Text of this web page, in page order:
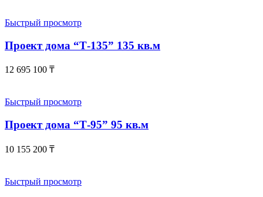
Быстрый просмотр
Проект дома “Т-135” 135 кв.м
12 695 100 ₸
Быстрый просмотр
Проект дома “Т-95” 95 кв.м
10 155 200 ₸
Быстрый просмотр